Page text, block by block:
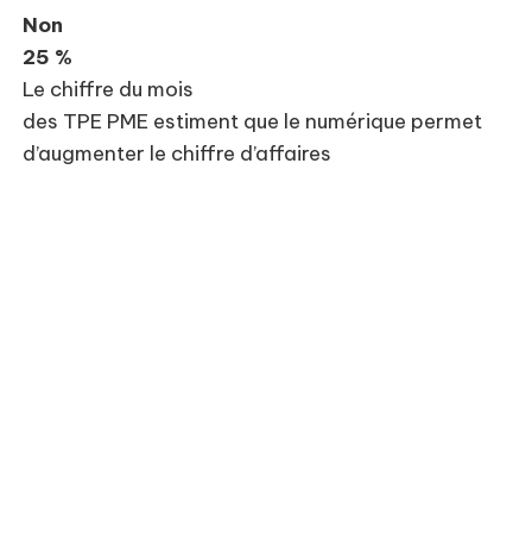
Non
25 %
Le chiffre du mois
des TPE PME estiment que le numérique permet
d’augmenter le chiffre d’affaires